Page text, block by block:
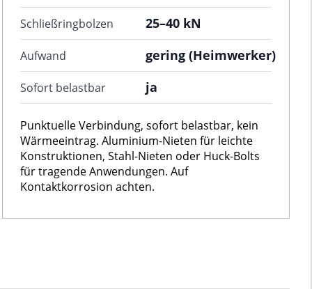
Schließringbolzen 25–40 kN
Aufwand gering (Heimwerker)
Sofort belastbar ja
Punktuelle Verbindung, sofort belastbar, kein
Wärmeeintrag. Aluminium-Nieten für leichte
Konstruktionen, Stahl-Nieten oder Huck-Bolts
für tragende Anwendungen. Auf
Kontaktkorrosion achten.